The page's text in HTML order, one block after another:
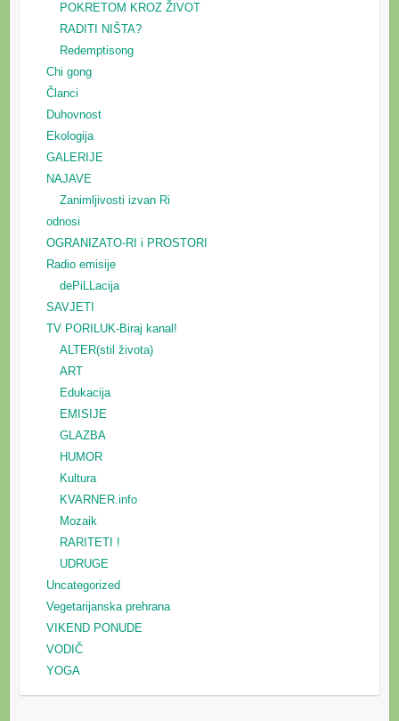
POKRETOM KROZ ŽIVOT
RADITI NIŠTA?
Redemptisong
Chi gong
Članci
Duhovnost
Ekologija
GALERIJE
NAJAVE
Zanimljivosti izvan Ri
odnosi
OGRANIZATO-RI i PROSTORI
Radio emisije
dePiLLacija
SAVJETI
TV PORILUK-Biraj kanal!
ALTER(stil života)
ART
Edukacija
EMISIJE
GLAZBA
HUMOR
Kultura
KVARNER.info
Mozaik
RARITETI !
UDRUGE
Uncategorized
Vegetarijanska prehrana
VIKEND PONUDE
VODIČ
YOGA